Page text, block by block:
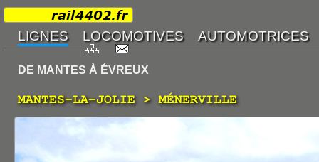
DE MANTES À ÉVREUX
MANTES-LA-JOLIE > MÉNERVILLE